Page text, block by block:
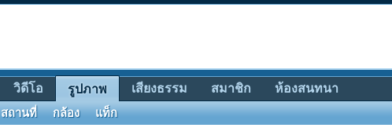
วิดีโอ รูปภาพ
สถานที่ กล้อง แท็ก
เสียงธรรม สมาชิก ห้องสนทนา